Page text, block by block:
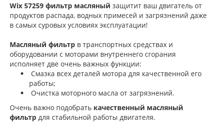
Wix 57259 фильтр масляный защитит ваш двигатель от
продуктов распада, водных примесей и загрязнений даже
в самых суровых условиях эксплуатации!
Масляный фильтр в транспортных средствах и
оборудовании с моторами внутреннего сгорания
исполняет две очень важных функции:
Смазка всех деталей мотора для качественной его
работы;
Очистка моторного масла от загрязнений.
Очень важно подобрать качественный масляный
фильтр для стабильной работы двигателя.